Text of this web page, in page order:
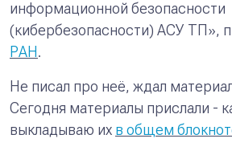
информационной безопасности
(кибербезопасности) АСУ ТП»,
РАН.
Не писал про неё, ждал
Сегодня материалы прислали -
выкладываю их в общем